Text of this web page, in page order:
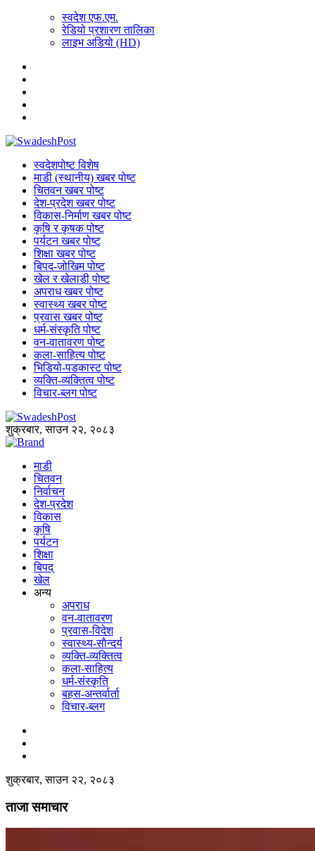
स्वदेश एफ.एम.
रेडियो प्रशारण तालिका
लाइभ अडियो (HD)
स्वदेशपोष्ट विशेष
माडी (स्थानीय) खबर पोष्ट
चितवन खबर पोष्ट
देश-प्रदेश खबर पोष्ट
विकास-निर्माण खबर पोष्ट
कृषि र कृषक पोष्ट
पर्यटन खबर पोष्ट
शिक्षा खबर पोष्ट
बिपद-जोखिम पोष्ट
खेल र खेलाडी पोष्ट
अपराध खबर पोष्ट
स्वास्थ्य खबर पोष्ट
प्रवास खबर पोष्ट
धर्म-संस्कृति पोष्ट
वन-वातावरण पोष्ट
कला-साहित्य पोष्ट
भिडियो-पडकास्ट पोष्ट
व्यक्ति-व्यक्तित्व पोष्ट
विचार-ब्लग पोष्ट
शुक्रबार, साउन २२, २०८३
माडी
चितवन
निर्वाचन
देश-प्रदेश
विकास
कृषि
पर्यटन
शिक्षा
बिपद्
खेल
अन्य
अपराध
वन-वातावरण
प्रवास-विदेश
स्वास्थ्य-साैन्दर्य
व्यक्ति-व्यक्तित्व
कला-साहित्य
धर्म-संस्कृति
बहस-अन्तर्वार्ता
विचार-ब्लग
शुक्रबार, साउन २२, २०८३
ताजा समाचार